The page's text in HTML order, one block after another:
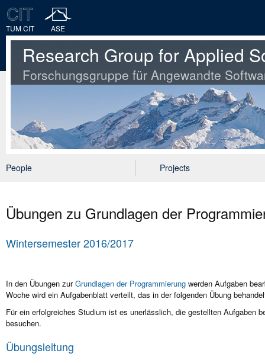
TUM CIT ASE
Research Group for Applied
Forschungsgruppe für Angewandte
People Projects
Übungen zu Grundlagen der
Wintersemester 2016/2017
In den Übungen zurGrundlagen der Programmierung werden Aufgaben
Woche wird ein Aufgabenblatt verteilt, das in der folgenden Übung
Für ein erfolgreiches Studium ist es unerlässlich, die gestellten Aufgaben
besuchen.
Übungsleitung